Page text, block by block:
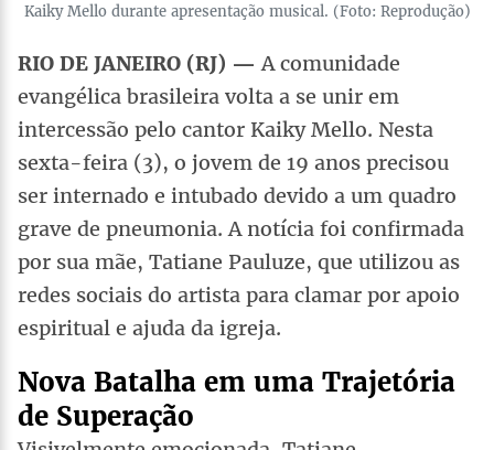
Kaiky Mello durante apresentação musical. (Foto: Reprodução)
RIO DE JANEIRO (RJ) — A comunidade
evangélica brasileira volta a se unir em
intercessão pelo cantor Kaiky Mello. Nesta
sexta-feira (3), o jovem de 19 anos precisou
ser internado e intubado devido a um quadro
grave de pneumonia. A notícia foi confirmada
por sua mãe, Tatiane Pauluze, que utilizou as
redes sociais do artista para clamar por apoio
espiritual e ajuda da igreja.
Nova Batalha em uma Trajetória
de Superação